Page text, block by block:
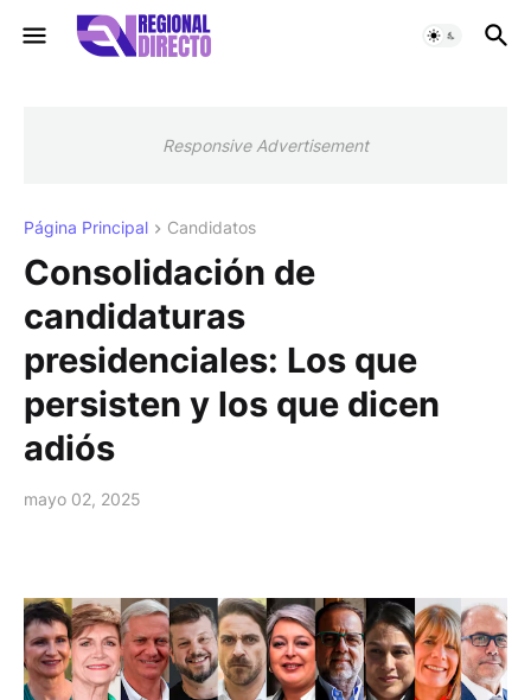
Responsive Advertisement
Página Principal Candidatos
Consolidación de
candidaturas
presidenciales: Los que
persisten y los que dicen
adiós
mayo 02, 2025